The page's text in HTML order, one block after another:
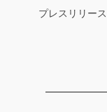
プレスリリース